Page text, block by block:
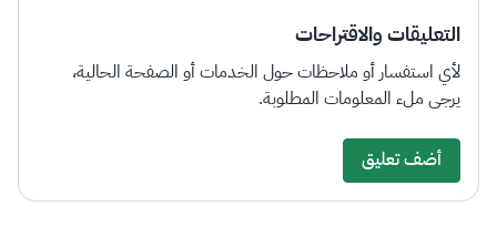
التعليقات والاقتراحات
لأي استفسار أو ملاحظات حول الخدمات أو الصفحة الحالية،
يرجى ملء المعلومات المطلوبة.
أضف تعليق